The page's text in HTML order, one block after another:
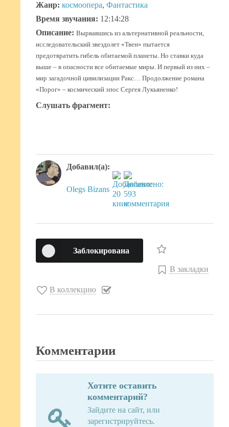
Жанр: космоопера, Фантастика
Время звучания: 12:14:28
Описание: Вырвавшись из альтернативной реальности,
исследовательский звездолет «Твен» пытается
предотвратить гибель обитаемой планеты. Но ставки куда
выше – в опасности все обитаемые миры. И первый из них –
мир загадочной цивилизации Ракс… Продолжение романа
«Порог» – космический эпос Сергея Лукьяненко!
Слушать фрагмент:
Добавил(а):
Olegs Bizans
Заблокирована
В закладки
В коллекцию
Комментарии
Хотите оставить
комментарий?
Зайдите на сайт, или
зарегистрируйтесь.